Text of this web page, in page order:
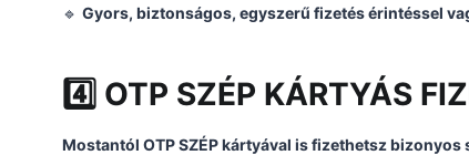
🔹 Gyors, biztonságos, egyszerű fizetés érintéssel
4️⃣ OTP SZÉP KÁRTYÁS
Mostantól OTP SZÉP kártyával is fizethetsz